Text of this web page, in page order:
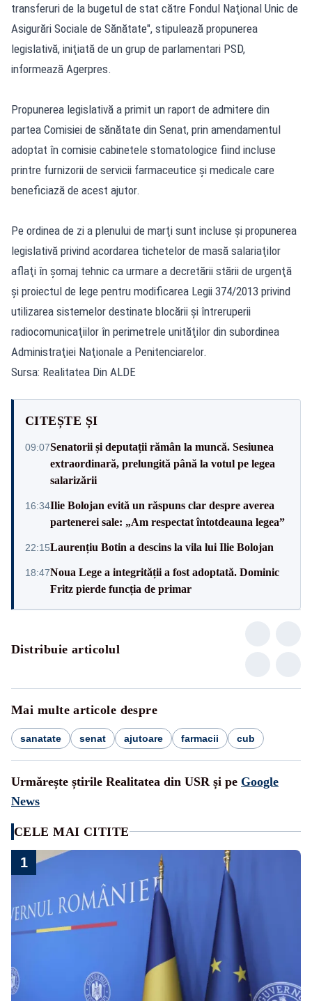
transferuri de la bugetul de stat către Fondul Naţional Unic de
Asigurări Sociale de Sănătate", stipulează propunerea
legislativă, iniţiată de un grup de parlamentari PSD,
informează Agerpres.
Propunerea legislativă a primit un raport de admitere din
partea Comisiei de sănătate din Senat, prin amendamentul
adoptat în comisie cabinetele stomatologice fiind incluse
printre furnizorii de servicii farmaceutice şi medicale care
beneficiază de acest ajutor.
Pe ordinea de zi a plenului de marţi sunt incluse şi propunerea
legislativă privind acordarea tichetelor de masă salariaţilor
aflaţi în şomaj tehnic ca urmare a decretării stării de urgenţă
şi proiectul de lege pentru modificarea Legii 374/2013 privind
utilizarea sistemelor destinate blocării şi întreruperii
radiocomunicaţiilor în perimetrele unităţilor din subordinea
Administraţiei Naţionale a Penitenciarelor.
Sursa: Realitatea Din ALDE
CITEȘTE ȘI
09:07Senatorii și deputații rămân la muncă. Sesiunea
extraordinară, prelungită până la votul pe legea
salarizării
16:34Ilie Bolojan evită un răspuns clar despre averea
partenerei sale: „Am respectat întotdeauna legea”
22:15Laurențiu Botin a descins la vila lui Ilie Bolojan
18:47Noua Lege a integrității a fost adoptată. Dominic
Fritz pierde funcția de primar
Distribuie articolul
Mai multe articole despre
sanatate senat ajutoare farmacii cub
Urmărește știrile Realitatea din USR și pe Google
News
CELE MAI CITITE
1